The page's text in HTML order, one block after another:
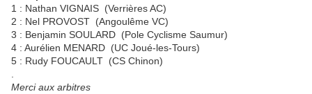
1 : Nathan VIGNAIS (Verrières AC)
2 : Nel PROVOST (Angoulême VC)
3 : Benjamin SOULARD (Pole Cyclisme Saumur)
4 : Aurélien MENARD (UC Joué-les-Tours)
5 : Rudy FOUCAULT (CS Chinon)
Merci aux arbitres